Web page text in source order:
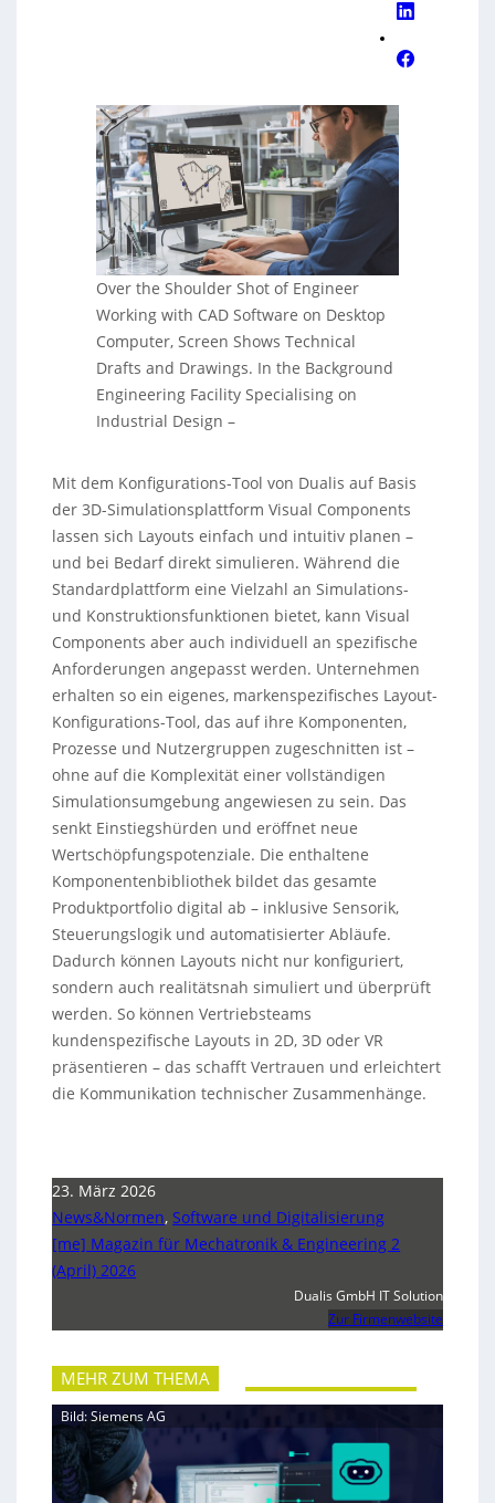
Over the Shoulder Shot of Engineer
Working with CAD Software on Desktop
Computer, Screen Shows Technical
Drafts and Drawings. In the Background
Engineering Facility Specialising on
Industrial Design –
Mit dem Konfigurations-Tool von Dualis auf Basis
der 3D-Simulationsplattform Visual Components
lassen sich Layouts einfach und intuitiv planen –
und bei Bedarf direkt simulieren. Während die
Standardplattform eine Vielzahl an Simulations-
und Konstruktionsfunktionen bietet, kann Visual
Components aber auch individuell an spezifische
Anforderungen angepasst werden. Unternehmen
erhalten so ein eigenes, markenspezifisches Layout-
Konfigurations-Tool, das auf ihre Komponenten,
Prozesse und Nutzergruppen zugeschnitten ist –
ohne auf die Komplexität einer vollständigen
Simulationsumgebung angewiesen zu sein. Das
senkt Einstiegshürden und eröffnet neue
Wertschöpfungspotenziale. Die enthaltene
Komponentenbibliothek bildet das gesamte
Produktportfolio digital ab – inklusive Sensorik,
Steuerungslogik und automatisierter Abläufe.
Dadurch können Layouts nicht nur konfiguriert,
sondern auch realitätsnah simuliert und überprüft
werden. So können Vertriebsteams
kundenspezifische Layouts in 2D, 3D oder VR
präsentieren – das schafft Vertrauen und erleichtert
die Kommunikation technischer Zusammenhänge.
23. März 2026
News&Normen,Software und Digitalisierung
[me] Magazin für Mechatronik & Engineering 2
(April) 2026
Dualis GmbH IT Solution
Zur Firmenwebsite
MEHR ZUM THEMA
Bild: Siemens AG